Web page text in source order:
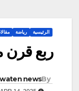
الرئيسية رياضة
ربع
By
news